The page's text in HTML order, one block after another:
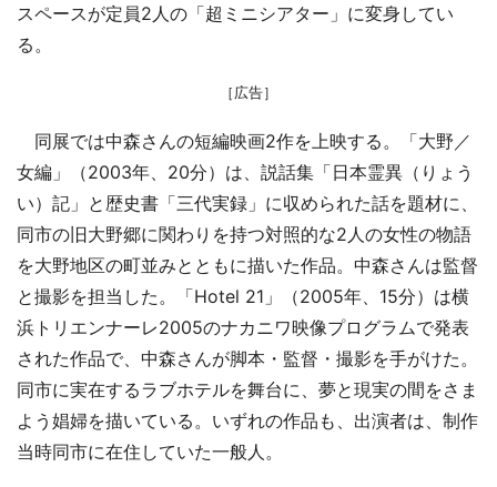
スペースが定員2人の「超ミニシアター」に変身してい
る。
［広告］
同展では中森さんの短編映画2作を上映する。「大野／
女編」（2003年、20分）は、説話集「日本霊異（りょう
い）記」と歴史書「三代実録」に収められた話を題材に、
同市の旧大野郷に関わりを持つ対照的な2人の女性の物語
を大野地区の町並みとともに描いた作品。中森さんは監督
と撮影を担当した。「Hotel 21」（2005年、15分）は横
浜トリエンナーレ2005のナカニワ映像プログラムで発表
された作品で、中森さんが脚本・監督・撮影を手がけた。
同市に実在するラブホテルを舞台に、夢と現実の間をさま
よう娼婦を描いている。いずれの作品も、出演者は、制作
当時同市に在住していた一般人。